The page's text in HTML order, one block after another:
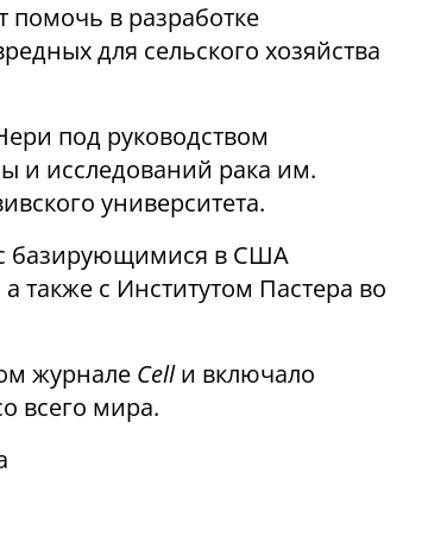
помочь в разработке
для сельского хозяйства
под руководством
и исследований рака им.
университета.
с базирующимися в США
также с Институтом Пастера во
журнале Cellи включало
всего мира.